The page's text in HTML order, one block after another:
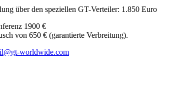
über den speziellen GT-Verteiler: 1.850 Euro
1900 €
von 650 € (garantierte Verbreitung).
worldwide.com